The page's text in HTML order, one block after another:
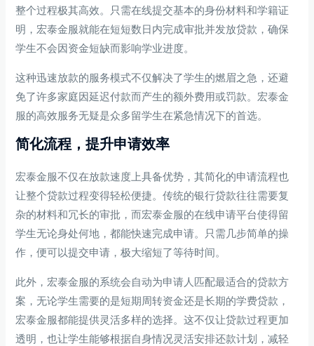
整个过程极其高效。只需在线提交基本的身份材料和学籍证
明，宏泰金服就能在短短数日内完成审批并发放贷款，确保
学生不会因资金短缺而影响学业进度。
这种迅速放款的服务模式不仅解决了学生的燃眉之急，还避
免了许多家庭因延迟付款而产生的额外费用或罚款。宏泰金
服的高效服务无疑是众多留学生在紧急情况下的首选。
简化流程，提升申请效率
宏泰金服不仅在放款速度上具备优势，其简化的申请流程也
让整个贷款过程变得轻松便捷。传统的银行贷款往往需要复
杂的材料和冗长的审批，而宏泰金服的在线申请平台使得留
学生无论身处何地，都能快速完成申请。只需几步简单的操
作，便可以提交申请，极大缩短了等待时间。
此外，宏泰金服的系统会自动为申请人匹配最适合的贷款方
案，无论学生需要的是短期周转资金还是长期的学费贷款，
宏泰金服都能提供灵活多样的选择。这不仅让贷款过程更加
透明，也让学生能够根据自身情况灵活安排还款计划，减轻